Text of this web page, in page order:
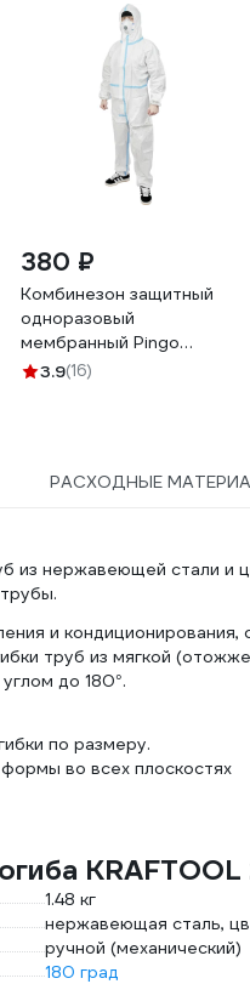
380 ₽
Комбинезон защитный
одноразовый
мембранный Pingo
плотность 65 г/м2,
3.9(16)
РАСХОДНЫЕ
из нержавеющей стали и
и кондиционирования,
труб из мягкой
до 180°.
по размеру.
во всех плоскостях
1.48 кг
нержавеющая сталь,
ручной (механический)
180 град